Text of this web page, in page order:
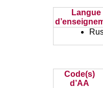
Langue
Code(s)
d’AA